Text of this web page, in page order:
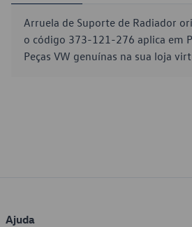
Arruela de Suporte de Radiador
o código 373-121-276 aplica em
Peças VW genuínas na sua loja
Ajuda